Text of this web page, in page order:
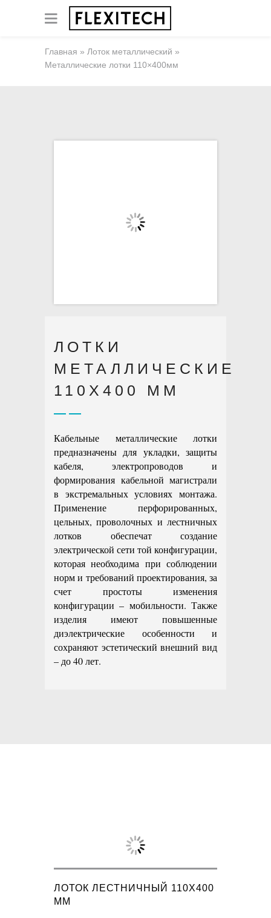
Главная » Лоток металлический »
Металлические лотки 110×400мм
ЛОТКИ
МЕТАЛЛИЧЕСКИЕ
110X400 ММ
Кабельные металлические лотки
предназначены для укладки, защиты
кабеля, электропроводов и
формирования кабельной магистрали
в экстремальных условиях монтажа.
Применение перфорированных,
цельных, проволочных и лестничных
лотков обеспечат создание
электрической сети той конфигурации,
которая необходима при соблюдении
норм и требований проектирования, за
счет простоты изменения
конфигурации – мобильности. Также
изделия имеют повышенные
диэлектрические особенности и
сохраняют эстетический внешний вид
– до 40 лет.
ЛОТОК ЛЕСТНИЧНЫЙ 110X400
ММ